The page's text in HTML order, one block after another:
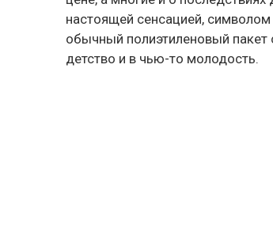
настоящей сенсацией,
обычный полиэтиленовый
детство и в чью-то молодость.